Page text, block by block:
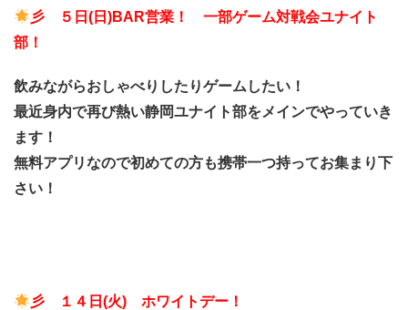
彡 ５日(日)BAR営業！ 一部ゲーム対戦会ユナイト
部！
飲みながらおしゃべりしたりゲームしたい！
最近身内で再び熱い静岡ユナイト部をメインでやっていき
ます！
無料アプリなので初めての方も携帯一つ持ってお集まり下
さい！
彡 １４日(火) ホワイトデー！